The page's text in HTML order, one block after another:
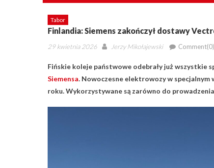
Tabor
Finlandia: Siemens zakończył dostawy
Posted
29 kwietnia 2026 Author
Jerzy Mikołajewski Comment(0)
Fińskie koleje państwowe odebrały już wszystkie
Siemensa. Nowoczesne elektrowozy w
roku. Wykorzystywane są zarówno do